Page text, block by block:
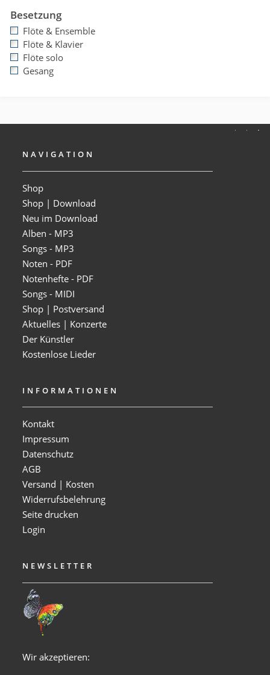
Besetzung
Flöte & Ensemble
Flöte & Klavier
Flöte solo
Gesang
NAVIGATION
Shop
Shop | Download
Neu im Download
Alben - MP3
Songs - MP3
Noten - PDF
Notenhefte - PDF
Songs - MIDI
Shop | Postversand
Aktuelles | Konzerte
Der Künstler
Kostenlose Lieder
INFORMATIONEN
Kontakt
Impressum
Datenschutz
AGB
Versand | Kosten
Widerrufsbelehrung
Seite drucken
Login
NEWSLETTER
Wir akzeptieren: